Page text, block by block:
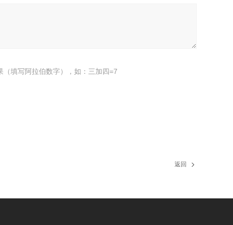
（填写阿拉伯数字），如：三加四=7
返回